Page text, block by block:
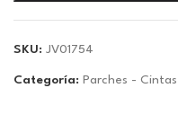
SKU: JV01754
Categoría: Parches -